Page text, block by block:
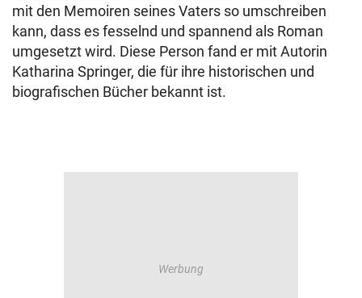
mit den Memoiren seines Vaters so umschreiben
kann, dass es fesselnd und spannend als Roman
umgesetzt wird. Diese Person fand er mit Autorin
Katharina Springer, die für ihre historischen und
biografischen Bücher bekannt ist.